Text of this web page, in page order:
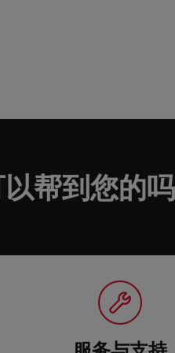
帮到您的